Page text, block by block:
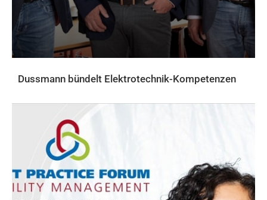
Dussmann bündelt Elektrotechnik-Kompetenzen